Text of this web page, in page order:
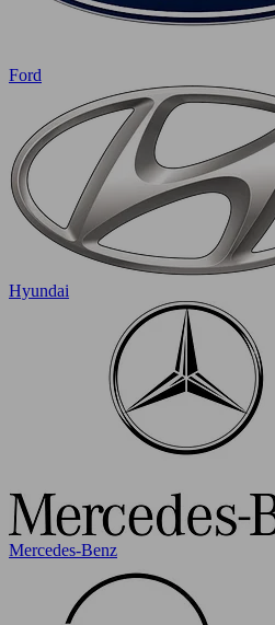
Ford
Hyundai
Mercedes-Benz